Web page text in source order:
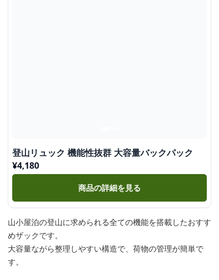
登山リュック 機能性抜群 大容量バックパック
¥4,180
商品の詳細を見る
山小屋泊の登山に求められる全ての機能を搭載したおすす
めザックです。
大容量ながら整理しやすい構造で、荷物の管理が簡単で
す。